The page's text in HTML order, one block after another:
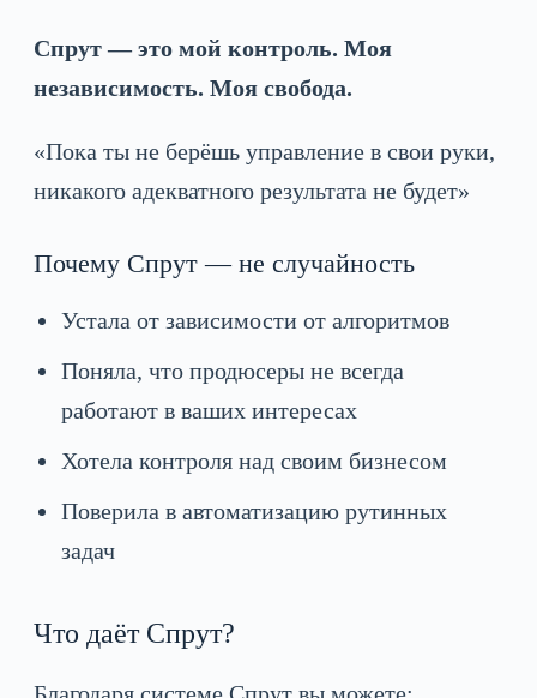
Спрут — это мой контроль. Моя
независимость. Моя свобода.
«Пока ты не берёшь управление в свои руки,
никакого адекватного результата не будет»
Почему Спрут — не случайность
Устала от зависимости от алгоритмов
Поняла, что продюсеры не всегда
работают в ваших интересах
Хотела контроля над своим бизнесом
Поверила в автоматизацию рутинных
задач
Что даёт Спрут?